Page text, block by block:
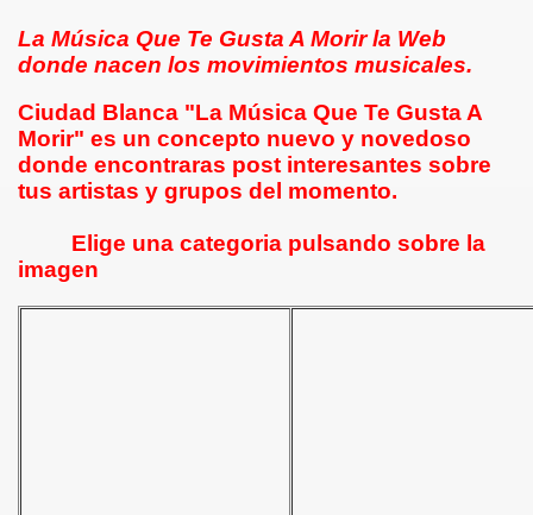
La Música Que Te Gusta A Morir la Web
donde nacen los movimientos musicales.
Ciudad Blanca "La Música Que Te Gusta A
Morir" es un concepto nuevo y novedoso
donde encontraras post interesantes sobre
tus artistas y grupos del momento.
Elige una categoria pulsando sobre la
imagen